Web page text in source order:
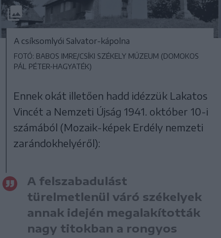
A csíksomlyói Salvator-kápolna
FOTÓ: BABOS IMRE/CSÍKI SZÉKELY MÚZEUM (DOMOKOS
PÁL PÉTER-HAGYATÉK)
Ennek okát illetően hadd idézzük Lakatos
Vincét a Nemzeti Újság 1941. október 10-i
számából (Mozaik-képek Erdély nemzeti
zarándokhelyéről):
A felszabadulást
türelmetlenül váró székelyek
annak idején megalakították
nagy titokban a rongyos